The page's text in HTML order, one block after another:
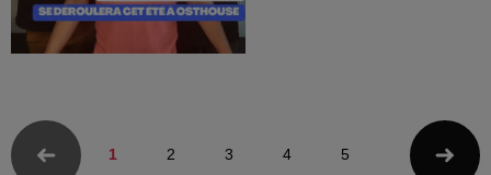
1 2 3 4 5